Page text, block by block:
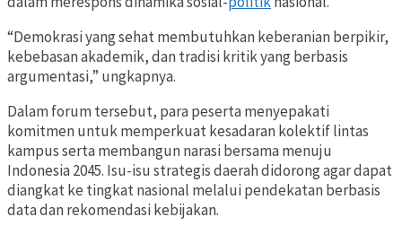
“Demokrasi yang sehat membutuhkan keberanian berpikir,
kebebasan akademik, dan tradisi kritik yang berbasis
argumentasi,” ungkapnya.
Dalam forum tersebut, para peserta menyepakati
komitmen untuk memperkuat kesadaran kolektif lintas
kampus serta membangun narasi bersama menuju
Indonesia 2045. Isu-isu strategis daerah didorong agar dapat
diangkat ke tingkat nasional melalui pendekatan berbasis
data dan rekomendasi kebijakan.